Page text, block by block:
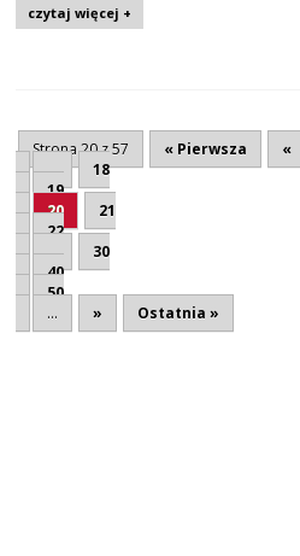
czytaj więcej +
Strona 20 z 57 « Pierwsza «
...
18
19
20
21
22
...
30
40
50
...
» Ostatnia »